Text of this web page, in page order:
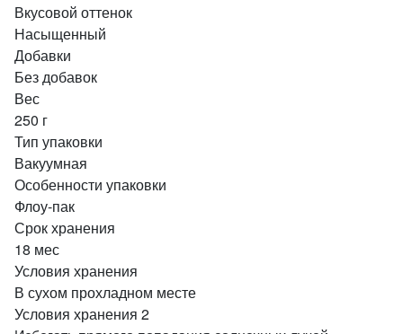
Вкусовой оттенок
Насыщенный
Добавки
Без добавок
Вес
250 г
Тип упаковки
Вакуумная
Особенности упаковки
Флоу-пак
Срок хранения
18 мес
Условия хранения
В сухом прохладном месте
Условия хранения 2